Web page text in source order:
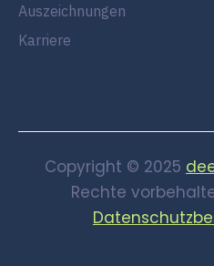
Auszeichnungen
Karriere
Copyright © 2025
Rechte